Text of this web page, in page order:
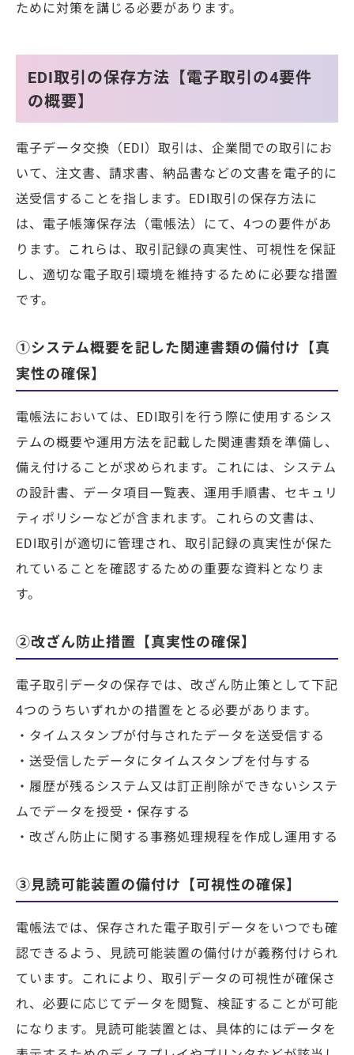
ために対策を講じる必要があります。
EDI取引の保存方法【電子取引の4要件
の概要】
電子データ交換（EDI）取引は、企業間での取引にお
いて、注文書、請求書、納品書などの文書を電子的に
送受信することを指します。EDI取引の保存方法に
は、電子帳簿保存法（電帳法）にて、4つの要件があ
ります。これらは、取引記録の真実性、可視性を保証
し、適切な電子取引環境を維持するために必要な措置
です。
①システム概要を記した関連書類の備付け【真
実性の確保】
電帳法においては、EDI取引を行う際に使用するシス
テムの概要や運用方法を記載した関連書類を準備し、
備え付けることが求められます。これには、システム
の設計書、データ項目一覧表、運用手順書、セキュリ
ティポリシーなどが含まれます。これらの文書は、
EDI取引が適切に管理され、取引記録の真実性が保た
れていることを確認するための重要な資料となりま
す。
②改ざん防止措置【真実性の確保】
電子取引データの保存では、改ざん防止策として下記
4つのうちいずれかの措置をとる必要があります。
・タイムスタンプが付与されたデータを送受信する
・送受信したデータにタイムスタンプを付与する
・履歴が残るシステム又は訂正削除ができないシステ
ムでデータを授受・保存する
・改ざん防止に関する事務処理規程を作成し運用する
③見読可能装置の備付け【可視性の確保】
電帳法では、保存された電子取引データをいつでも確
認できるよう、見読可能装置の備付けが義務付けられ
ています。これにより、取引データの可視性が確保さ
れ、必要に応じてデータを閲覧、検証することが可能
になります。見読可能装置とは、具体的にはデータを